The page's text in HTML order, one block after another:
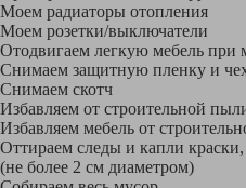
Моем радиаторы отопления
Моем розетки/выключатели
Отодвигаем легкую мебель при
Снимаем защитную пленку и
Снимаем скотч
Избавляем от строительной
Избавляем мебель от
Оттираем следы и капли
(не более 2 см диаметром)